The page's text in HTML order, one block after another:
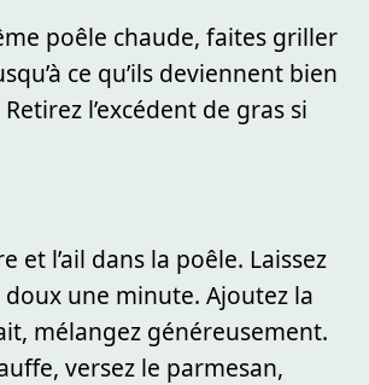
poêle chaude, faites griller
ce qu’ils deviennent bien
l’excédent de gras si
et l’ail dans la poêle. Laissez
une minute. Ajoutez la
mélangez généreusement.
versez le parmesan,